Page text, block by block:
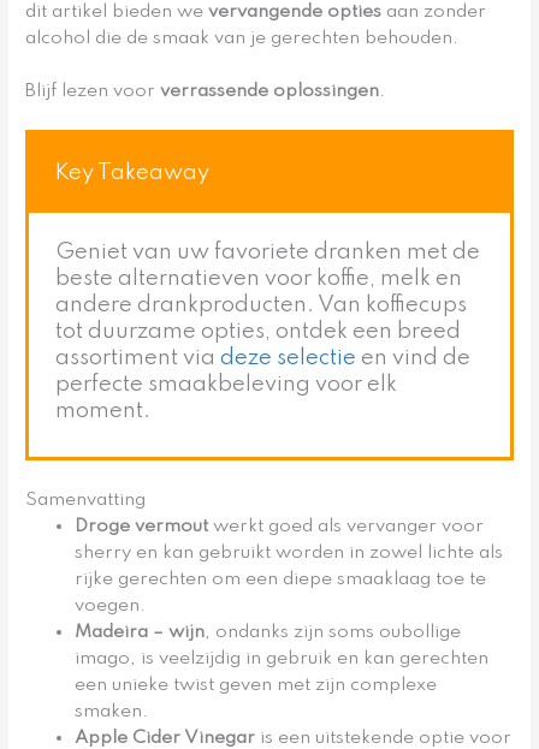
dit artikel bieden wevervangende opties aan zonder
alcohol die de smaak van je gerechten behouden.
Blijf lezen voorverrassende oplossingen.
Key Takeaway
Geniet van uw favoriete dranken met de
beste alternatieven voor koffie, melk en
andere drankproducten. Van koffiecups
tot duurzame opties, ontdek een breed
assortiment viadeze selectie en vind de
perfecte smaakbeleving voor elk
moment.
Samenvatting
Droge vermoutwerkt goed als vervanger voor
sherry en kan gebruikt worden in zowel lichte als
rijke gerechten om een diepe smaaklaag toe te
voegen.
Madeira – wijn, ondanks zijn soms oubollige
imago, is veelzijdig in gebruik en kan gerechten
een unieke twist geven met zijn complexe
smaken.
Apple Cider Vinegar is een uitstekende optie voor